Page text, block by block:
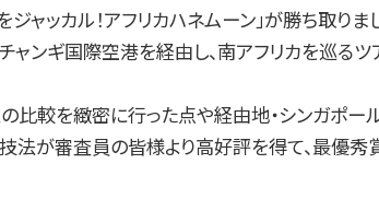
ャッカル！アフリカハネムーン」が勝ち取りま
ンギ国際空港を経由し、南アフリカを巡る
比較を緻密に行った点や経由地・シンガポー
法が審査員の皆様より高好評を得て、最優